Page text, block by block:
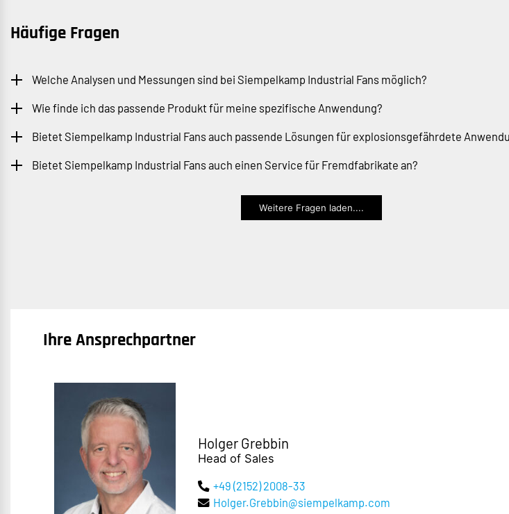
Häufige Fragen
Welche Analysen und Messungen sind bei Siempelkamp Industrial Fans möglich?
Wie finde ich das passende Produkt für meine spezifische Anwendung?
Bietet Siempelkamp Industrial Fans auch passende Lösungen für explosionsgefährdete
Bietet Siempelkamp Industrial Fans auch einen Service für Fremdfabrikate an?
Weitere Fragen laden....
Ihre Ansprechpartner
Holger Grebbin
Head of Sales
+49 (2152) 2008-33
Holger.Grebbin@siempelkamp.com